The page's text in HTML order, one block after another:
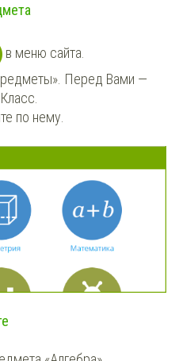
в меню сайта.
Перед Вами —
по нему.